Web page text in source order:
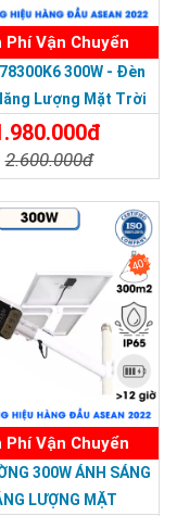
trờiBH 5
cỏ
biển
2023
Phí Vận Chuyển
300W - Đèn
Lượng Mặt Trời
78300K6 - Solar
2.600.000đ
40%
Phí Vận Chuyển
300W ÁNH SÁNG
LƯỢNG MẶT